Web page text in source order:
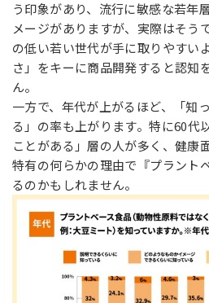
う印象があり、流行に敏感な若年
メージがありますが、実際はそう
の低い若い世代が手に取りやすい
さ」をキーに商品開発すると認知
ん。
一方で、年代が上がるほど、「知
る」の率も上がります。特に60代
ことがある」層の人が多く、健康
特有の何らかの理由で『プラント
るのかもしれません。